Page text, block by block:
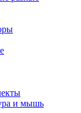
и мышь